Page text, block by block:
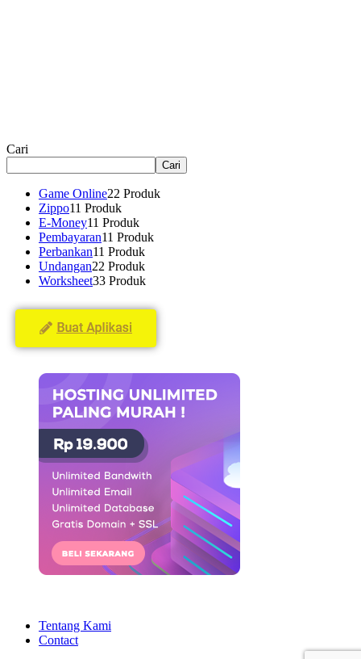
Cari
Cari
Game Online22 Produk
Zippo11 Produk
E-Money11 Produk
Pembayaran11 Produk
Perbankan11 Produk
Undangan22 Produk
Worksheet33 Produk
Tentang Kami
Contact